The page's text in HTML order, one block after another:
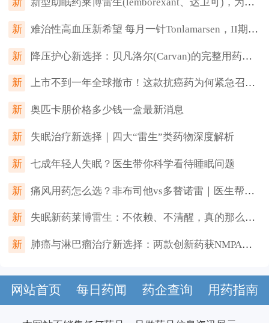
新 难治性高血压新希望 每月一针Tonlamarsen，II期临床血压降幅达8.9mmHg
新 降压护心新选择：贝凡洛尔(Carvan)的完整用药指南（不良反应、禁忌与联合用药）
新 上市不到一年全球撤市！这款抗癌药为何紧急召回？
新 奥匹卡朋价格多少钱一盒最新消息
新 失眠治疗新选择｜四大“雷生”类药物深度解析
新 七成年轻人失眠？医生带你科学看待睡眠问题
新 痛风用药怎么选？非布司他vs多替诺雷｜医生帮你一次看懂
新 失眠新药莱博雷生：不依赖、不清醒，真的那么神？
新 肺癌与淋巴瘤治疗新选择：两款创新药获NMPA批准上市
网站首页 每日药闻 药企查询 用药指南